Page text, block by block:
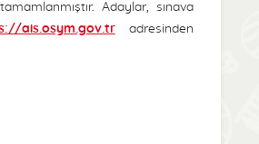
Adaylar, sınava
ais.osym.gov.tradresinden